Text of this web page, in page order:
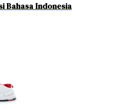
Bahasa Indonesia